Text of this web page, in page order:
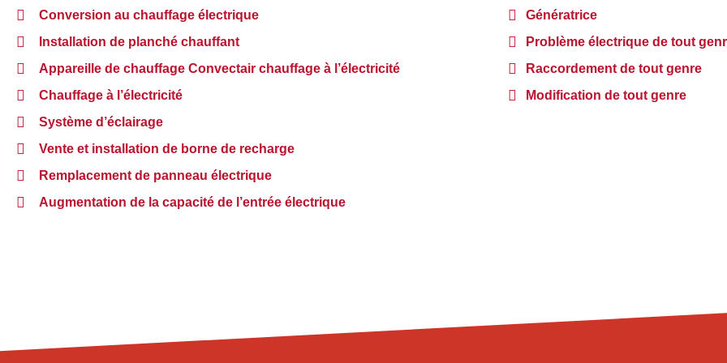
Conversion au chauffage électrique
Installation de planché chauffant
Appareille de chauffage Convectair chauffage à l’électricité
Chauffage à l’électricité
Système d’éclairage
Vente et installation de borne de recharge
Remplacement de panneau électrique
Augmentation de la capacité de l’entrée électrique
Génératrice
Problème électrique de tout
Raccordement de tout genre
Modification de tout genre